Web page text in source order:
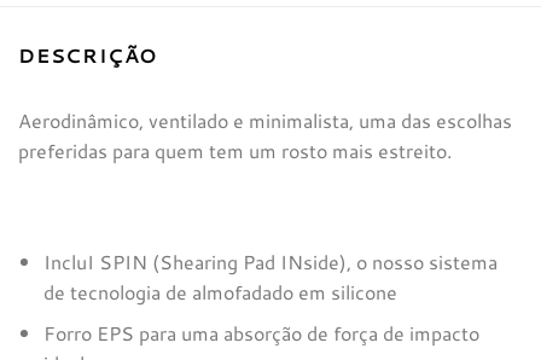
DESCRIÇÃO
Aerodinâmico, ventilado e minimalista, uma das escolhas
preferidas para quem tem um rosto mais estreito.
IncluI SPIN (Shearing Pad INside), o nosso sistema
de tecnologia de almofadado em silicone
Forro EPS para uma absorção de força de impacto